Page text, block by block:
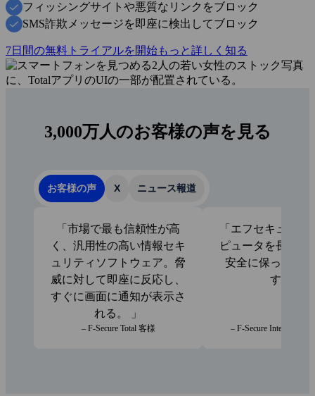
フィッシングサイトや悪質なリンクをブロック
SMS詐欺メッセージを即座に検出してブロック
7日間の無料トライアルを開始もっと詳しく知る
3,000万人のお客様の声を見る
お客様の声 X ニュース報道
市場で最も信頼性が高
く、汎用性の高い情報セキ
ュリティソフトウェア。脅
威に対して即座に反応し、
すぐに画面に通知が表示さ
れる。
– F‑Secure Total 客様
エフセキュアは
ピュータを長年に
安全に保ってく
す。
– F-Secure Internet